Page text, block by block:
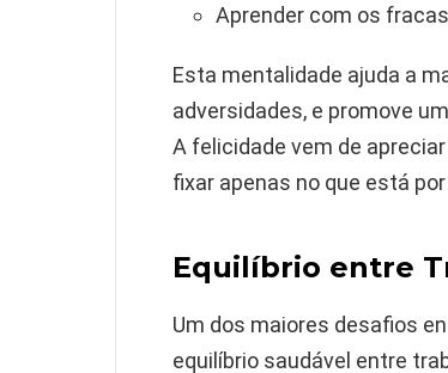
Aprender com os
Esta mentalidade ajuda a
adversidades, e promove
A felicidade vem de
fixar apenas no que está por
Equilíbrio entre
Um dos maiores desafios
equilíbrio saudável entre